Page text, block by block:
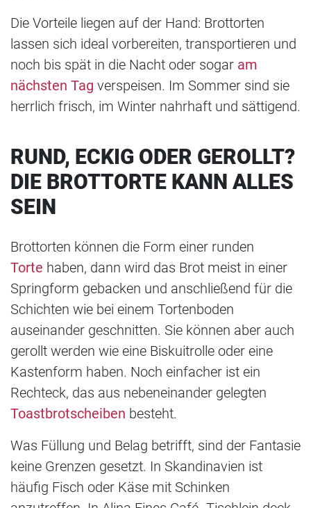
Die Vorteile liegen auf der Hand: Brottorten
lassen sich ideal vorbereiten, transportieren und
noch bis spät in die Nacht oder sogar am
nächsten Tag verspeisen. Im Sommer sind sie
herrlich frisch, im Winter nahrhaft und sättigend.
RUND, ECKIG ODER GEROLLT?
DIE BROTTORTE KANN ALLES
SEIN
Brottorten können die Form einer runden
Torte haben, dann wird das Brot meist in einer
Springform gebacken und anschließend für die
Schichten wie bei einem Tortenboden
auseinander geschnitten. Sie können aber auch
gerollt werden wie eine Biskuitrolle oder eine
Kastenform haben. Noch einfacher ist ein
Rechteck, das aus nebeneinander gelegten
Toastbrotscheiben besteht.
Was Füllung und Belag betrifft, sind der Fantasie
keine Grenzen gesetzt. In Skandinavien ist
häufig Fisch oder Käse mit Schinken